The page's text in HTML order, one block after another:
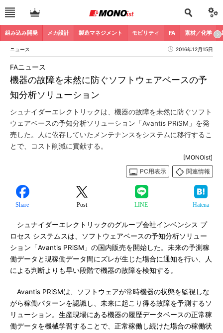
組み込み開発 メカ設計 製造マネジメント モビリティ FA 素材／化学
ニュース 2016年12月15日
機器の故障を未然に防ぐソフトウェアベースの予
知分析ソリューション
FAニュース
シュナイダーエレクトリックは、機器の故障を未然に防ぐソフト
ウェアベースの予知分析ソリューション「Avantis PRiSM」を発
売した。人に依存していたメンテナンスをシステムに移行するこ
とで、コスト削減に貢献する。
[MONOist]
PC用表示
関連情報
Share Post LINE Hatena
シュナイダーエレクトリックのグループ会社インベンシス プ
ロセス システムスは、ソフトウェアベースの予知分析ソリュー
ション「Avantis PRiSM」の国内販売を開始した。未来の予測稼
働データと現稼働データ間にズレが生じた場合に通知を行い、人
による判断よりも早い段階で機器の故障を検知する。
Avantis PRiSMは、ソフトウェアが常時機器の状態を監視しな
がら稼働パターンを認識し、未来に起こり得る故障を予測するソ
リューション。生産現場にある機器の履歴データベースの正常稼
働データを機械学習することで、正常稼働し続けた場合の稼働状